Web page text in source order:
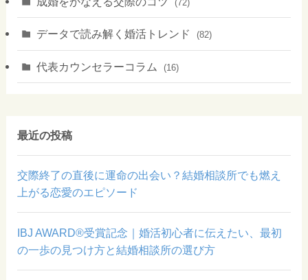
(72)
データで読み解く婚活トレンド (82)
代表カウンセラーコラム (16)
最近の投稿
交際終了の直後に運命の出会い？結婚相談所でも燃え
上がる恋愛のエピソード
IBJ AWARD®受賞記念｜婚活初心者に伝えたい、最初
の一歩の見つけ方と結婚相談所の選び方